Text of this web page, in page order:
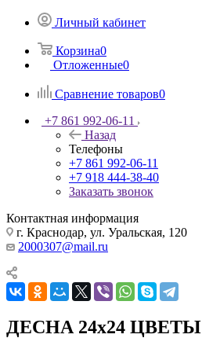
Личный кабинет
Корзина0
Отложенные0
Сравнение товаров0
+7 861 992-06-11
Назад
Телефоны
+7 861 992-06-11
+7 918 444-38-40
Заказать звонок
Контактная информация
г. Краснодар, ул. Уральская, 120
2000307@mail.ru
ДЕСНА 24х24 ЦВЕТЫ